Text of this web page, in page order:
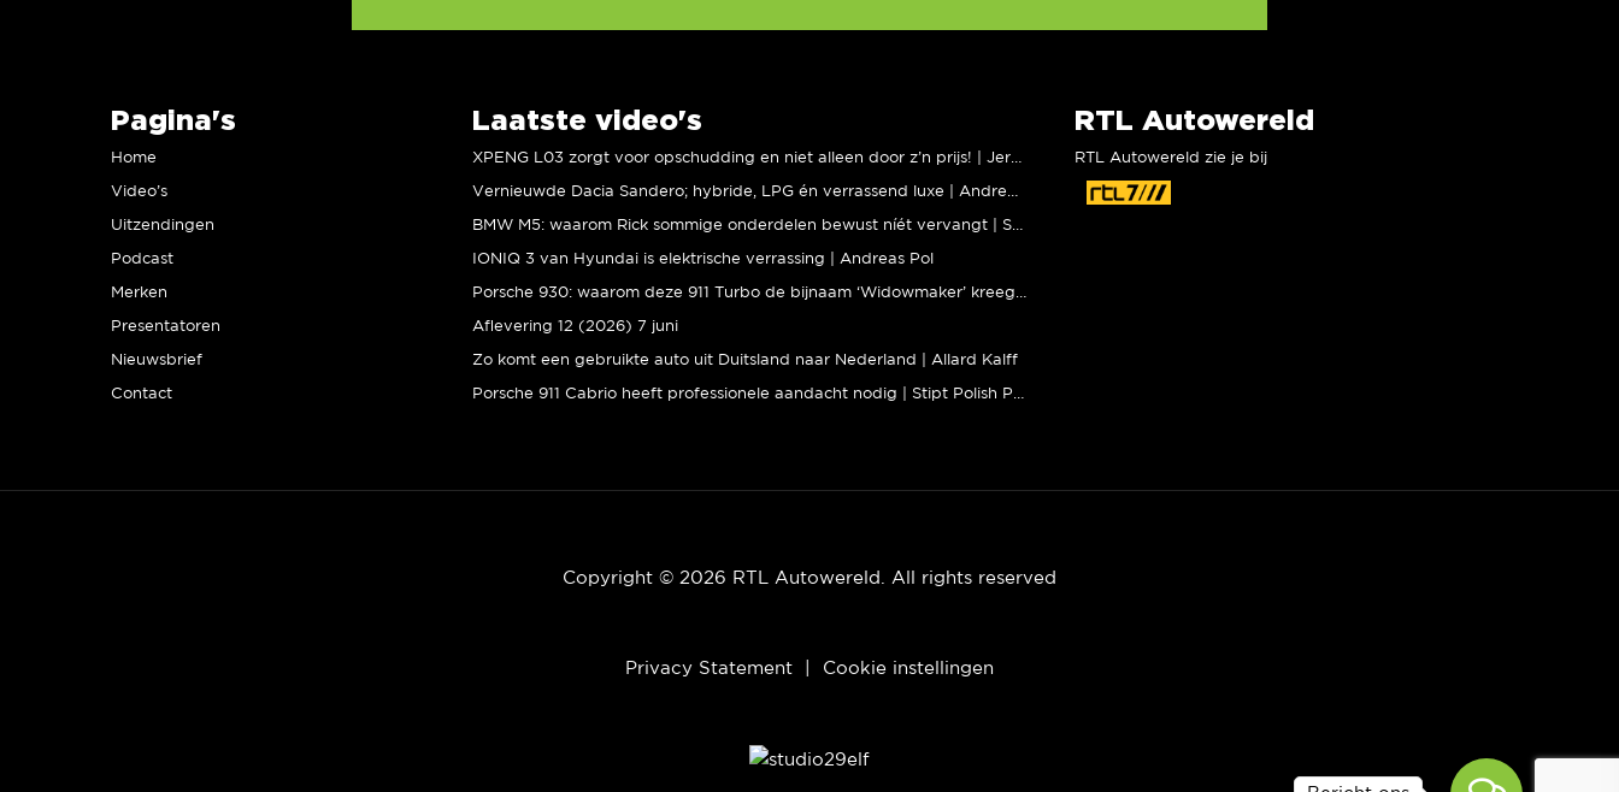
Pagina's
Home
Video’s
Uitzendingen
Podcast
Merken
Presentatoren
Nieuwsbrief
Contact
Laatste video's
IONIQ 3 van Hyundai is elektrische verrassing | Andreas Pol
Aflevering 12 (2026) 7 juni
Zo komt een gebruikte auto uit Duitsland naar Nederland | Allard Kalff
RTL Autowereld
RTL Autowereld zie je bij
Copyright © 2026 RTL Autowereld. All rights reserved
Privacy Statement Cookie instellingen